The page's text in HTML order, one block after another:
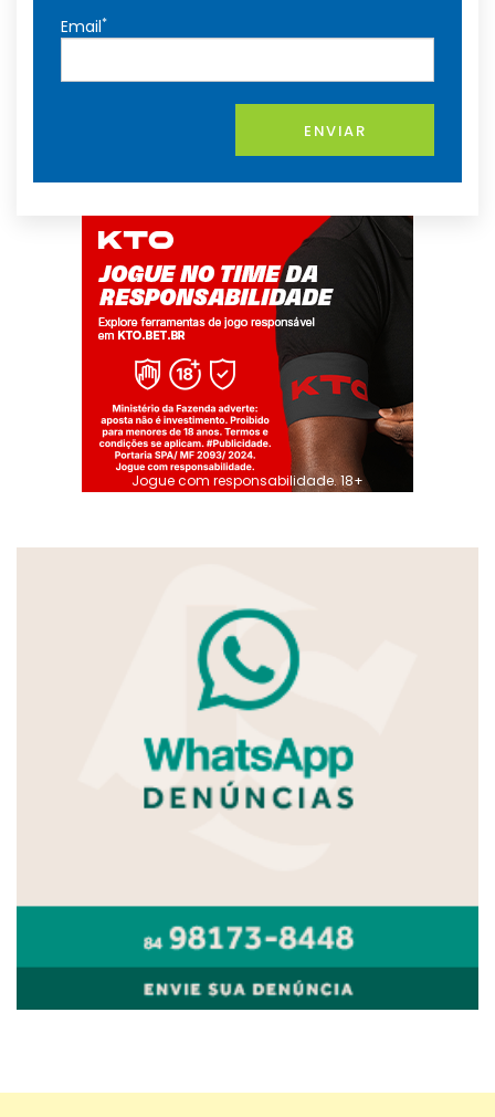
Email*
ENVIAR
Jogue com responsabilidade. 18+